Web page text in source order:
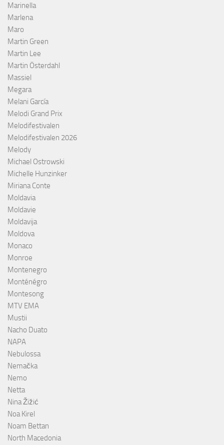
Marinella
Marlena
Maro
Martin Green
Martin Lee
Martin Österdahl
Massiel
Megara
Melani García
Melodi Grand Prix
Melodifestivalen
Melodifestivalen 2026
Melody
Michael Ostrowski
Michelle Hunzinker
Miriana Conte
Moldavia
Moldavie
Moldavija
Moldova
Monaco
Monroe
Montenegro
Monténégro
Montesong
MTV EMA
Mustii
Nacho Duato
NAPA
Nebulossa
Nemačka
Nemo
Netta
Nina Žižić
Noa Kirel
Noam Bettan
North Macedonia